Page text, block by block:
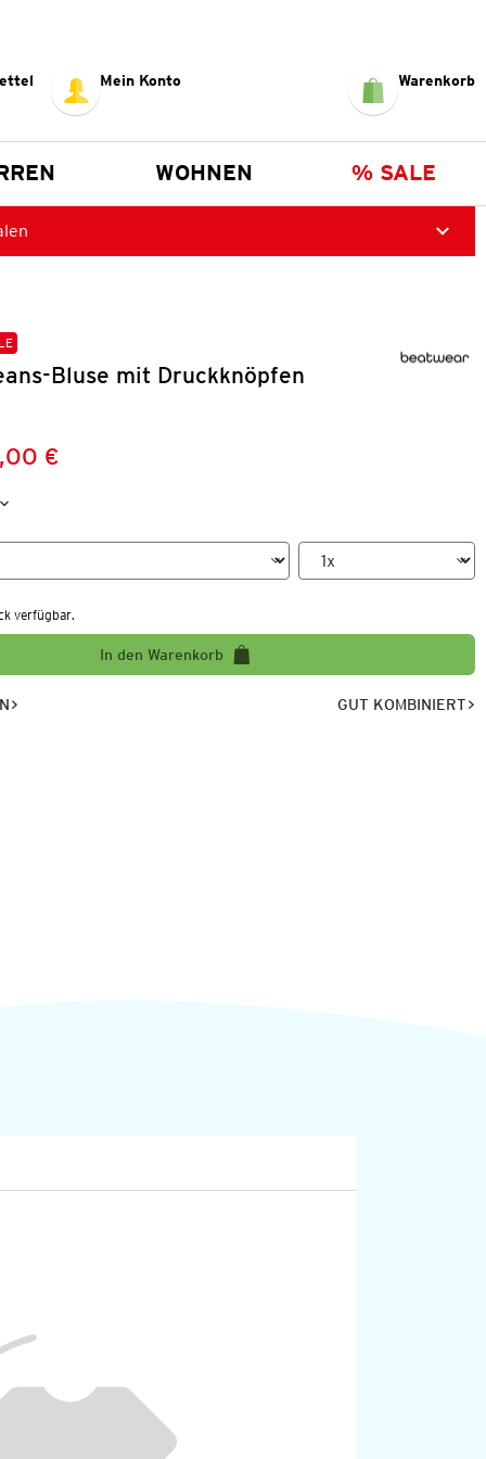
Mein Konto Warenkorb
WOHNEN % SALE
Bluse mit Druckknöpfen
€
verfügbar.
In den Warenkorb
GUT KOMBINIERT